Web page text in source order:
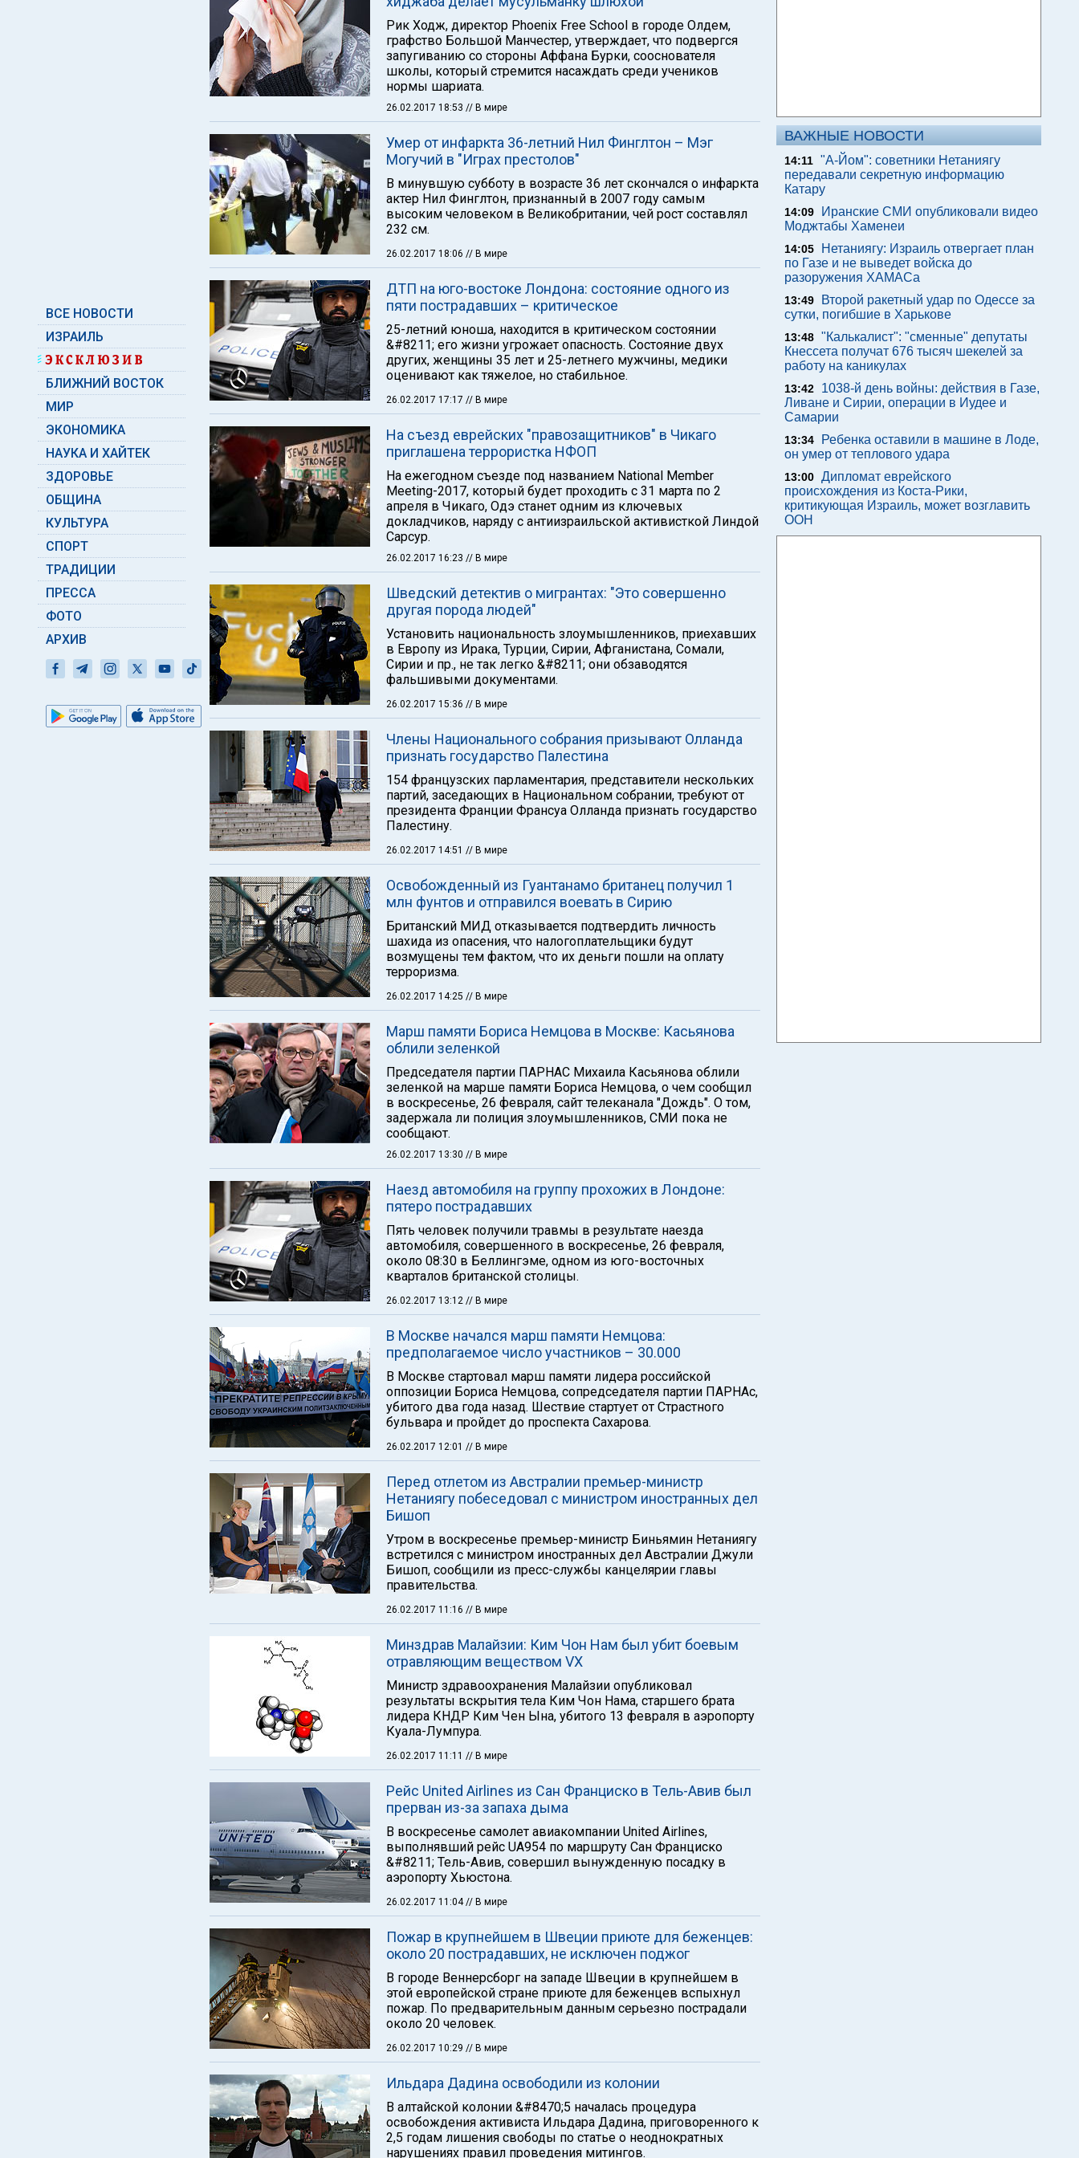
ВСЕ НОВОСТИ
ИЗРАИЛЬ
БЛИЖНИЙ ВОСТОК
МИР
ЭКОНОМИКА
НАУКА И ХАЙТЕК
ЗДОРОВЬЕ
ОБЩИНА
КУЛЬТУРА
СПОРТ
ТРАДИЦИИ
ПРЕССА
ФОТО
АРХИВ
Рик Ходж, директор Phoenix Free School в городе Олдем,
графство Большой Манчестер, утверждает, что подвергся
запугиванию со стороны Аффана Бурки, сооснователя
школы, который стремится насаждать среди учеников
нормы шариата.
26.02.2017 18:53 // В мире
Умер от инфаркта 36-летний Нил Финглтон – Мэг
Могучий в "Играх престолов"
В минувшую субботу в возрасте 36 лет скончался о инфаркта
актер Нил Финглтон, признанный в 2007 году самым
высоким человеком в Великобритании, чей рост составлял
232 см.
26.02.2017 18:06 // В мире
ДТП на юго-востоке Лондона: состояние одного из
пяти пострадавших – критическое
25-летний юноша, находится в критическом состоянии
&#8211; его жизни угрожает опасность. Состояние двух
других, женщины 35 лет и 25-летнего мужчины, медики
оценивают как тяжелое, но стабильное.
26.02.2017 17:17 // В мире
На съезд еврейских "правозащитников" в Чикаго
приглашена террористка НФОП
На ежегодном съезде под названием National Member
Meeting-2017, который будет проходить с 31 марта по 2
апреля в Чикаго, Одэ станет одним из ключевых
докладчиков, наряду с антиизраильской активисткой Линдой
Сарсур.
26.02.2017 16:23 // В мире
Шведский детектив о мигрантах: "Это совершенно
другая порода людей"
Установить национальность злоумышленников, приехавших
в Европу из Ирака, Турции, Сирии, Афганистана, Сомали,
Сирии и пр., не так легко &#8211; они обзаводятся
фальшивыми документами.
26.02.2017 15:36 // В мире
Члены Национального собрания призывают Олланда
признать государство Палестина
154 французских парламентария, представители нескольких
партий, заседающих в Национальном собрании, требуют от
президента Франции Франсуа Олланда признать государство
Палестину.
26.02.2017 14:51 // В мире
Освобожденный из Гуантанамо британец получил 1
млн фунтов и отправился воевать в Сирию
Британский МИД отказывается подтвердить личность
шахида из опасения, что налогоплательщики будут
возмущены тем фактом, что их деньги пошли на оплату
терроризма.
26.02.2017 14:25 // В мире
Марш памяти Бориса Немцова в Москве: Касьянова
облили зеленкой
Председателя партии ПАРНАС Михаила Касьянова облили
зеленкой на марше памяти Бориса Немцова, о чем сообщил
в воскресенье, 26 февраля, сайт телеканала "Дождь". О том,
задержала ли полиция злоумышленников, СМИ пока не
сообщают.
26.02.2017 13:30 // В мире
Наезд автомобиля на группу прохожих в Лондоне:
пятеро пострадавших
Пять человек получили травмы в результате наезда
автомобиля, совершенного в воскресенье, 26 февраля,
около 08:30 в Беллингэме, одном из юго-восточных
кварталов британской столицы.
26.02.2017 13:12 // В мире
В Москве начался марш памяти Немцова:
предполагаемое число участников – 30.000
В Москве стартовал марш памяти лидера российской
оппозиции Бориса Немцова, сопредседателя партии ПАРНАс,
убитого два года назад. Шествие стартует от Страстного
бульвара и пройдет до проспекта Сахарова.
26.02.2017 12:01 // В мире
Перед отлетом из Австралии премьер-министр
Нетаниягу побеседовал с министром иностранных дел
Бишоп
Утром в воскресенье премьер-министр Биньямин Нетаниягу
встретился с министром иностранных дел Австралии Джули
Бишоп, сообщили из пресс-службы канцелярии главы
правительства.
26.02.2017 11:16 // В мире
Минздрав Малайзии: Ким Чон Нам был убит боевым
отравляющим веществом VX
Министр здравоохранения Малайзии опубликовал
результаты вскрытия тела Ким Чон Нама, старшего брата
лидера КНДР Ким Чен Ына, убитого 13 февраля в аэропорту
Куала-Лумпура.
26.02.2017 11:11 // В мире
Рейс United Airlines из Сан Франциско в Тель-Авив был
прерван из-за запаха дыма
В воскресенье самолет авиакомпании United Airlines,
выполнявший рейс UA954 по маршруту Сан Франциско
&#8211; Тель-Авив, совершил вынужденную посадку в
аэропорту Хьюстона.
26.02.2017 11:04// В мире
Пожар в крупнейшем в Швеции приюте для беженцев:
около 20 пострадавших, не исключен поджог
В городе Веннерсборг на западе Швеции в крупнейшем в
этой европейской стране приюте для беженцев вспыхнул
пожар. По предварительным данным серьезно пострадали
около 20 человек.
26.02.2017 10:29 // В мире
Ильдара Дадина освободили из колонии
В алтайской колонии &#8470;5 началась процедура
освобождения активиста Ильдара Дадина, приговоренного к
2,5 годам лишения свободы по статье о неоднократных
нарушениях правил проведения митингов.
ВАЖНЫЕ НОВОСТИ
14:11 "А-Йом": советники Нетаниягу
передавали секретную информацию
Катару
14:09
Иранские СМИ опубликовали видео
Моджтабы Хаменеи
14:05
Нетаниягу: Израиль отвергает план
по Газе и не выведет войска до
разоружения ХАМАСа
13:49
Второй ракетный удар по Одессе за
сутки, погибшие в Харькове
13:48 "Калькалист": "сменные" депутаты
Кнессета получат 676 тысяч шекелей за
работу на каникулах
13:42
1038-й день войны: действия в Газе,
Ливане и Сирии, операции в Иудее и
Самарии
13:34
Ребенка оставили в машине в Лоде,
он умер от теплового удара
13:00 Дипломат еврейского
происхождения из Коста-Рики,
критикующая Израиль, может возглавить
ООН